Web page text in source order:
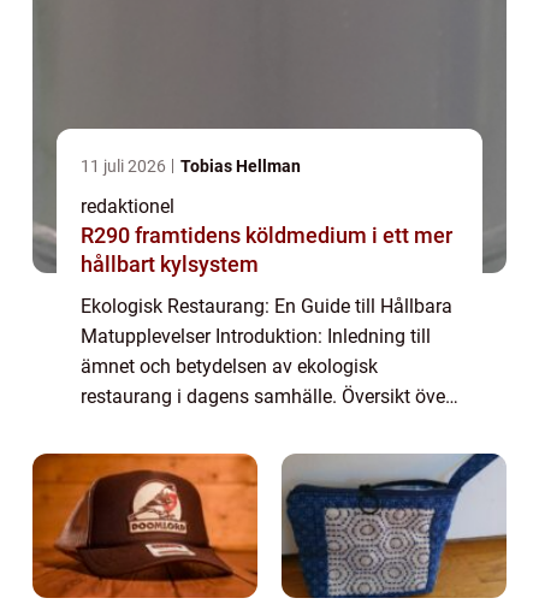
11 juli 2026 Tobias Hellman
redaktionel
R290 framtidens köldmedium i ett mer
hållbart kylsystem
Ekologisk Restaurang: En Guide till Hållbara
Matupplevelser Introduktion: Inledning till
ämnet och betydelsen av ekologisk
restaurang i dagens samhälle. Översikt över
restaurang? Definition och ...